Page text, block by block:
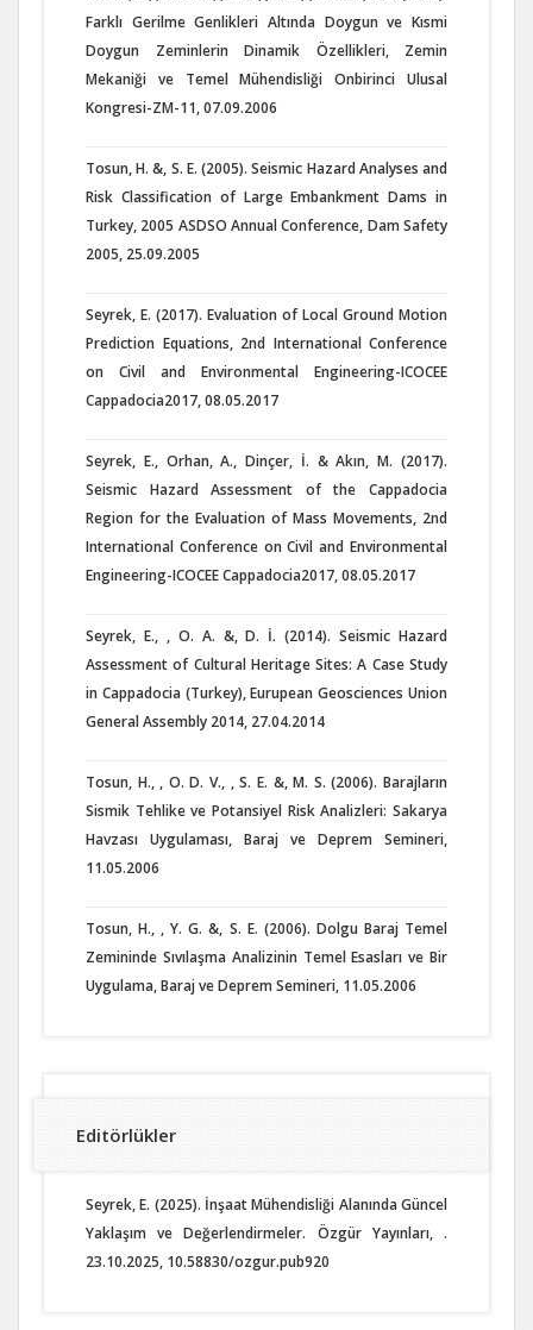
Farklı Gerilme Genlikleri Altında Doygun ve Kısmi
Doygun Zeminlerin Dinamik Özellikleri, Zemin
Mekaniği ve Temel Mühendisliği Onbirinci Ulusal
Kongresi-ZM-11, 07.09.2006
Tosun, H. &, S. E. (2005). Seismic Hazard Analyses and
Risk Classification of Large Embankment Dams in
Turkey, 2005 ASDSO Annual Conference, Dam Safety
2005, 25.09.2005
Seyrek, E. (2017). Evaluation of Local Ground Motion
Prediction Equations, 2nd International Conference
on Civil and Environmental Engineering-ICOCEE
Cappadocia2017, 08.05.2017
Seyrek, E., Orhan, A., Dinçer, İ. & Akın, M. (2017).
Seismic Hazard Assessment of the Cappadocia
Region for the Evaluation of Mass Movements, 2nd
International Conference on Civil and Environmental
Engineering-ICOCEE Cappadocia2017, 08.05.2017
Seyrek, E., , O. A. &, D. İ. (2014). Seismic Hazard
Assessment of Cultural Heritage Sites: A Case Study
in Cappadocia (Turkey), Eurupean Geosciences Union
General Assembly 2014, 27.04.2014
Tosun, H., , O. D. V., , S. E. &, M. S. (2006). Barajların
Sismik Tehlike ve Potansiyel Risk Analizleri: Sakarya
Havzası Uygulaması, Baraj ve Deprem Semineri,
11.05.2006
Tosun, H., , Y. G. &, S. E. (2006). Dolgu Baraj Temel
Zemininde Sıvılaşma Analizinin Temel Esasları ve Bir
Uygulama, Baraj ve Deprem Semineri, 11.05.2006
Editörlükler
Seyrek, E. (2025). İnşaat Mühendisliği Alanında Güncel
Yaklaşım ve Değerlendirmeler. Özgür Yayınları, .
23.10.2025, 10.58830/ozgur.pub920